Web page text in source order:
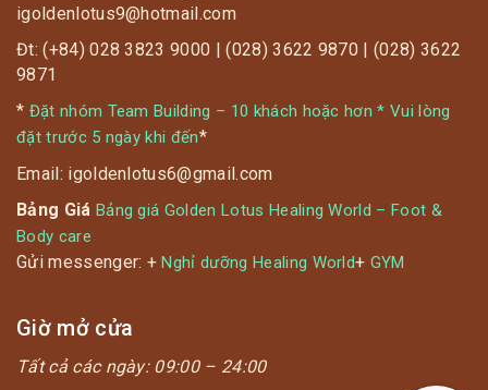
igoldenlotus9@hotmail.com
Đt: (+84) 028 3823 9000 | (028) 3622 9870 | (028) 3622
9871
* Đặt nhóm Team Building – 10 khách hoặc hơn * Vui lòng
đặt trước 5 ngày khi đến*
Email: igoldenlotus6@gmail.com
Bảng Giá Bảng giá Golden Lotus Healing World – Foot &
Body care
Gửi messenger: +Nghỉ dưỡng Healing World+ GYM
Giờ mở cửa
Tất cả các ngày: 09:00 – 24:00